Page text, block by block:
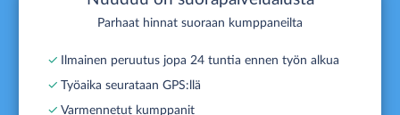
Parhaat hinnat suoraan kumppaneilta
✓
Ilmainen peruutus jopa 24 tuntia ennen työn alkua
✓ Työaika seurataan GPS:llä
✓ Varmennetut kumppanit